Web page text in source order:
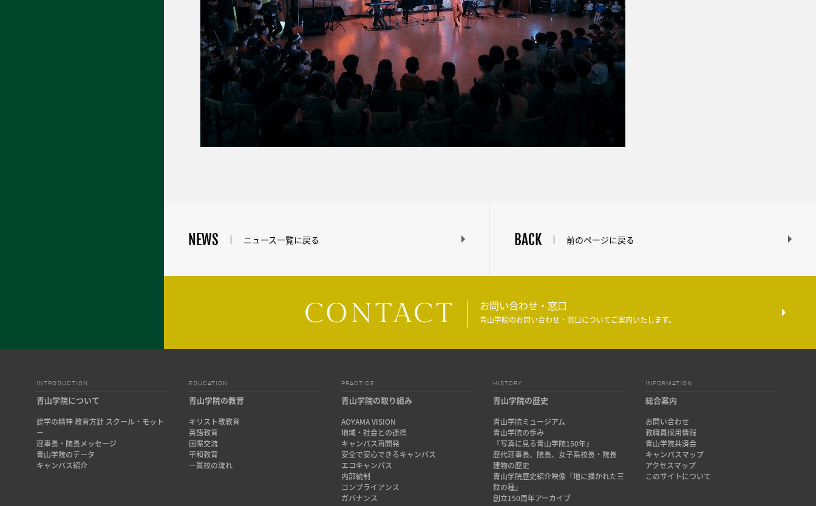
NEWS ニュース一覧に戻る BACK 前のページに戻る
CONTACT お問い合わせ・窓口
青山学院のお問い合わせ・窓口についてご案内いたします。
INTRODUCTION
青山学院について
建学の精神 教育方針 スクール・モット
ー
理事長・院長メッセージ
青山学院のデータ
キャンパス紹介
EDUCATION
青山学院の教育
キリスト教教育
英語教育
国際交流
平和教育
一貫校の流れ
PRACTICE
青山学院の取り組み
AOYAMA VISION
地域・社会との連携
キャンパス再開発
安全で安心できるキャンパス
エコキャンパス
内部統制
コンプライアンス
ガバナンス
HISTORY
青山学院の歴史
青山学院ミュージアム
青山学院の歩み
『写真に見る青山学院150年』
歴代理事長、院長、女子系校長・院長
建物の歴史
青山学院歴史紹介映像「地に播かれた三
粒の種」
創立150周年アーカイブ
INFORMATION
総合案内
お問い合わせ
教職員採用情報
青山学院共済会
キャンパスマップ
アクセスマップ
このサイトについて